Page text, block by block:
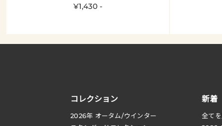
¥1,430 -
コレクション
2026年 オータム/ウインター
新着
全て